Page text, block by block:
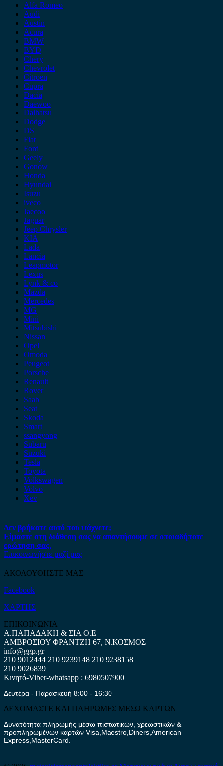
Alfa Romeo
Audi
Austin
Acura
BMW
BYD
Chery
Chevrolet
Citroen
Cupra
Dacia
Daewoo
Daihatsu
Dodge
DS
Fiat
Ford
Geely
Gonow
Honda
Hyundai
Isuzu
iveco
Jaecoo
Jaguar
Jeep Chrysler
KIA
Lada
Lancia
Leapmotor
Lexus
Lynk & co
Mazda
Mercedes
MG
Mini
Mitsubishi
Nissan
Opel
Omoda
Peugeot
Porsche
Renault
Rover
Saab
Seat
Skoda
Smart
ssangyong
Subaru
Suzuki
Tesla
Toyota
Volkswagen
Volvo
Xev
Δεν βρήκατε αυτό που ψάχνετε;
Είμαστε στη διάθεση σας να απαντήσουμε σε οποιαδήποτε
ερώτηση σας.
Επικοινωνήστε μαζί μας
ΑΚΟΛΟΥΘΗΣΤΕ ΜΑΣ
Facebook
ΧΑΡΤΗΣ
ΕΠΙΚΟΙΝΩΝΙΑ
Α.ΠΑΠΑΔΑΚΗ & ΣΙΑ Ο.Ε
ΑΜΒΡΟΣΙΟΥ ΦΡΑΝΤΖΗ 67, Ν.ΚΟΣΜΟΣ
info@ggp.gr
210 9012444 210 9239148 210 9238158
210 9026839
Κινητό-Viber-whatsapp : 6980507900
Δευτέρα - Παρασκευή 8:00 - 16:30
ΔΕΧΟΜΑΣΤΕ ΚΑΙ ΠΛΗΡΩΜΕΣ ΜΕΣΩ ΚΑΡΤΩΝ
Δυνατότητα πληρωμής μέσω πιστωτικών, χρεωστικών &
προπληρωμένων καρτών Visa,Maestro,Diners,American
Express,MasterCard.